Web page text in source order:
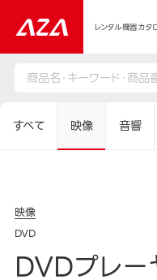
レンタル機器カタ
すべて 映像 音響
映像
DVD
DVDプレ